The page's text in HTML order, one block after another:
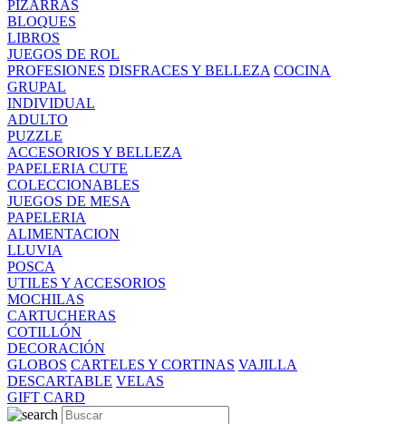
PIZARRAS
BLOQUES
LIBROS
JUEGOS DE ROL
PROFESIONES DISFRACES Y BELLEZA COCINA
GRUPAL
INDIVIDUAL
ADULTO
PUZZLE
ACCESORIOS Y BELLEZA
PAPELERIA CUTE
COLECCIONABLES
JUEGOS DE MESA
PAPELERIA
ALIMENTACION
LLUVIA
POSCA
UTILES Y ACCESORIOS
MOCHILAS
CARTUCHERAS
COTILLÓN
DECORACIÓN
GLOBOS CARTELES Y CORTINAS VAJILLA
DESCARTABLE VELAS
GIFT CARD